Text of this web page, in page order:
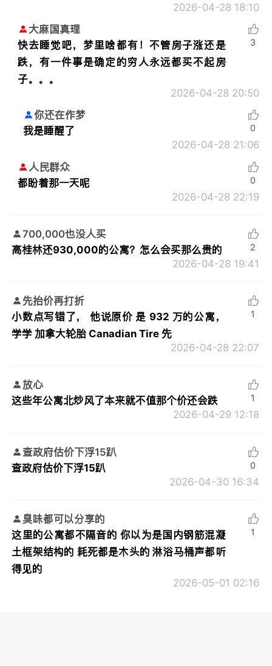
2026-04-28 18:10
大麻国真理
快去睡觉吧，梦里啥都有！不管房子涨还是
跌，有一件事是确定的穷人永远都买不起房
子。。。
2026-04-28 20:50
3
你还在作梦
我是睡醒了
2026-04-28 21:06
0
人民群众
都盼着那一天呢
2026-04-28 22:19
0
700,000也没人买
高桂林还930,000的公寓？怎么会买那么贵的
2026-04-28 19:41
2
先抬价再打折
小数点写错了， 他说原价 是 932 万的公寓，
学学 加拿大轮胎 Canadian Tire 先
2026-04-28 22:07
1
放心
这些年公寓北炒风了本来就不值那个价还会跌
2026-04-29 12:18
1
查政府估价下浮15趴
查政府估价下浮15趴
2026-04-30 16:34
0
臭味都可以分享的
这里的公寓都不隔音的 你以为是国内钢筋混凝
土框架结构的 耗死都是木头的 淋浴马桶声都听
得见的
2026-05-01 02:16
1